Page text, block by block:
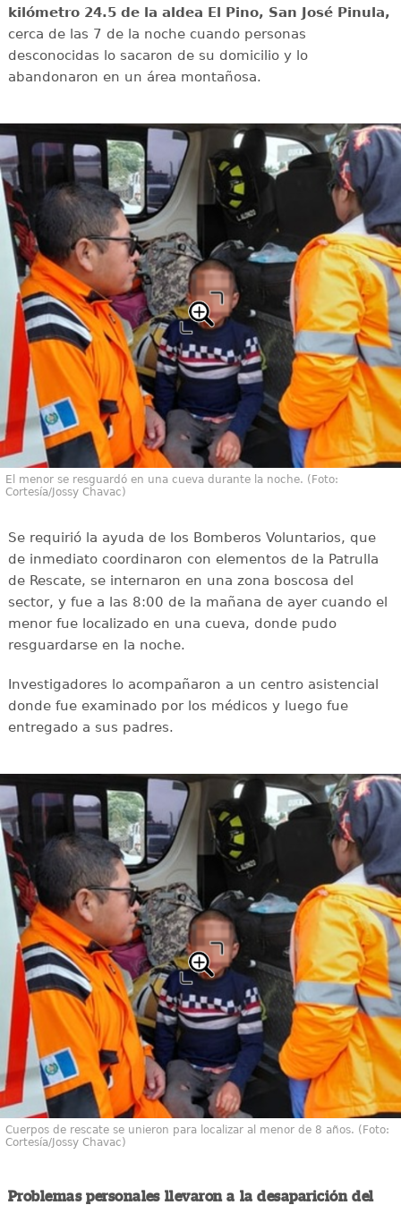
kilómetro 24.5 de la aldea El Pino, San José Pinula,
cerca de las 7 de la noche cuando personas
desconocidas lo sacaron de su domicilio y lo
abandonaron en un área montañosa.
El menor se resguardó en una cueva durante la noche. (Foto:
Cortesía/Jossy Chavac)
Se requirió la ayuda de los Bomberos Voluntarios, que
de inmediato coordinaron con elementos de la Patrulla
de Rescate, se internaron en una zona boscosa del
sector, y fue a las 8:00 de la mañana de ayer cuando el
menor fue localizado en una cueva, donde pudo
resguardarse en la noche.
Investigadores lo acompañaron a un centro asistencial
donde fue examinado por los médicos y luego fue
entregado a sus padres.
Cuerpos de rescate se unieron para localizar al menor de 8 años. (Foto:
Cortesía/Jossy Chavac)
Problemas personales llevaron a la desaparición del